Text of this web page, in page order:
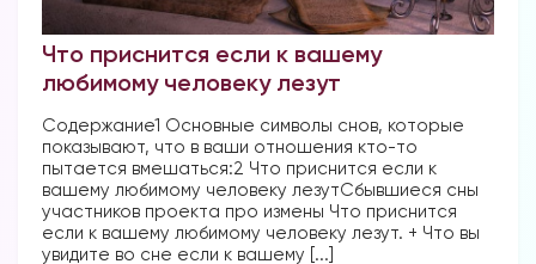
Что приснится если к вашему
любимому человеку лезут
Содержание1 Основные символы снов, которые
показывают, что в ваши отношения кто-то
пытается вмешаться:2 Что приснится если к
вашему любимому человеку лезутСбывшиеся сны
участников проекта про измены Что приснится
если к вашему любимому человеку лезут. + Что вы
увидите во сне если к вашему [...]